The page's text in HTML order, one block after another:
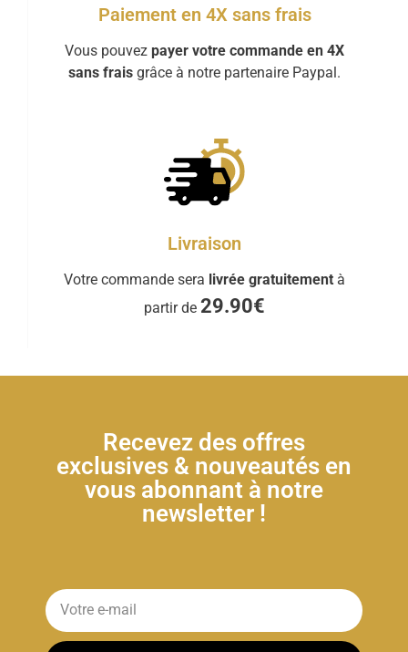
Paiement en 4X sans frais
Vous pouvez payer votre commande en 4X
sans frais grâce à notre partenaire Paypal.
Livraison
Votre commande sera livrée gratuitement à
partir de 29.90€
Recevez des offres
exclusives & nouveautés en
vous abonnant à notre
newsletter !